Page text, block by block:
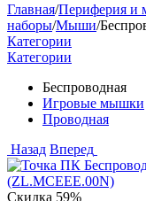
Главная/Периферия и
наборы/Мыши/
Категории
Категории
Беспроводная
Игровые мышки
Проводная
Назад Вперед
Скидка 59%